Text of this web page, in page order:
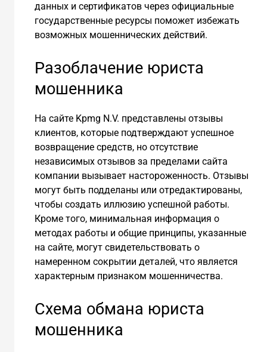
данных и сертификатов через официальные
государственные ресурсы поможет избежать
возможных мошеннических действий.
Разоблачение юриста
мошенника
На сайте Kpmg N.V. представлены отзывы
клиентов, которые подтверждают успешное
возвращение средств, но отсутствие
независимых отзывов за пределами сайта
компании вызывает настороженность. Отзывы
могут быть подделаны или отредактированы,
чтобы создать иллюзию успешной работы.
Кроме того, минимальная информация о
методах работы и общие принципы, указанные
на сайте, могут свидетельствовать о
намеренном сокрытии деталей, что является
характерным признаком мошенничества.
Схема обмана юриста
мошенника